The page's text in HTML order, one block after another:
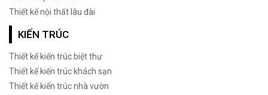
Thiết kế nội thất lâu đài
KIẾN TRÚC
Thiết kế kiến trúc biệt thự
Thiết kế kiến trúc khách sạn
Thiết kế kiến trúc nhà vườn